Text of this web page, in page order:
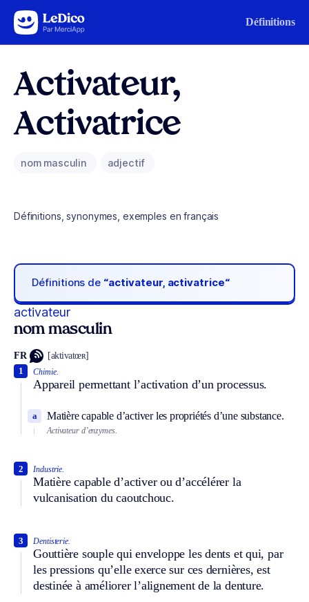
Aller au contenu Définitions
Activateur,
Activatrice
nom masculin adjectif
Définitions, synonymes, exemples en français
Définitions de “activateur, activatrice“
activateur
nom masculin
FR [aktivatœʀ]
Chimie.
Appareil permettant l’activation d’un processus.
1
Matière capable d’activer les propriétés d’une substance.
a
Activateur d’enzymes.
Industrie.
Matière capable d’activer ou d’accélérer la
vulcanisation du caoutchouc.
2
Dentisterie.
Gouttière souple qui enveloppe les dents et qui, par
les pressions qu’elle exerce sur ces dernières, est
destinée à améliorer l’alignement de la denture.
3